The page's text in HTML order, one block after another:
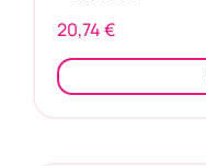
20,74€